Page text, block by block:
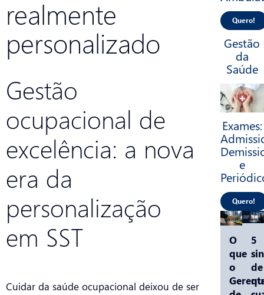
realmente
personalizado
Gestão
ocupacional de
excelência: a nova
era da
personalização
em SST
Cuidar da saúde ocupacional deixou de ser
Quero!
Gestão
da
Saúde
Exames:
e
Quero!
O
que
o
5
de